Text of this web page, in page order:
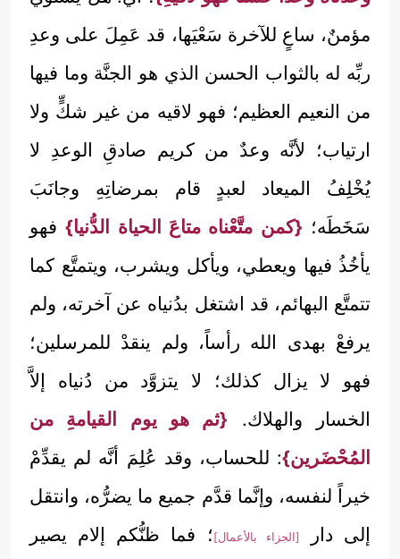
مؤمنٌ، ساعٍ للآخرة سَعْيَها، قد عَمِلَ على وعدِ
ربِّه له بالثواب الحسن الذي هو الجنَّة وما فيها
من النعيم العظيم؛ فهو لاقيه من غير شكٍّ ولا
ارتياب؛ لأنَّه وعدٌ من كريم صادقِ الوعدِ لا
يُخْلِفُ الميعاد لعبدٍ قام بمرضاتِهِ وجانَبَ
سَخَطَه؛ {كمن متَّعْناه متاعَ الحياة الدُّنيا}فهو
يأخُذُ فيها ويعطي، ويأكل ويشرب، ويتمتَّع كما
تتمتَّع البهائم، قد اشتغل بدُنياه عن آخرته، ولم
يرفعْ بهدى الله رأساً، ولم ينقدْ للمرسلين؛
فهو لا يزال كذلك؛ لا يتزوَّد من دُنياه إلاَّ
الخسار والهلاك. {ثم هو يوم القيامةِ من
المُحْضَرين}: للحساب، وقد عُلِمَ أنَّه لم يقدِّمْ
خيراً لنفسه، وإنَّما قدَّم جميع ما يضرُّه، وانتقل
إلى دار
[الجزاء بالأعمال] ؛ فما ظنُّكم إلام يصير